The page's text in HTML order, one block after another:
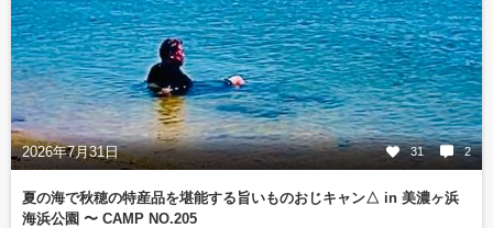
2026年7月31日 31 2
夏の海で秋穂の特産品を堪能する旨いものおじキャン△ in 美濃ヶ浜
海浜公園 〜 CAMP NO.205